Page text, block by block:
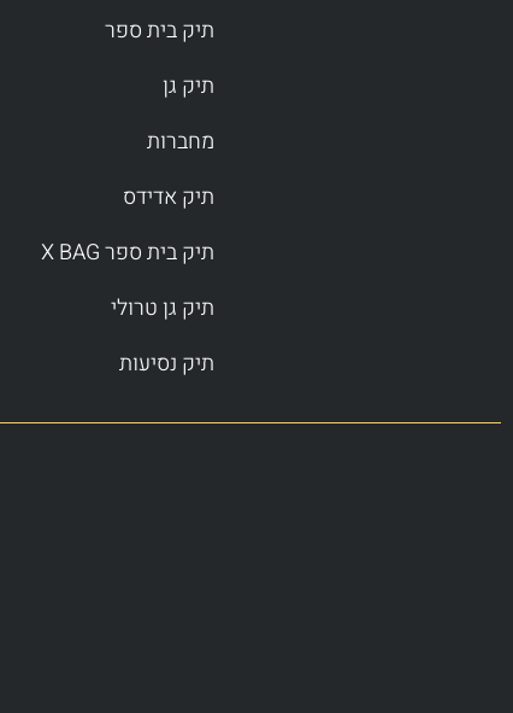
תיק בית ספר
תיק גן
מחברות
תיק אדידס
תיק בית ספר X BAG
תיק גן טרולי
תיק נסיעות